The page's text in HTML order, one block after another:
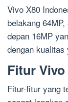
Vivo X80
belakang
depan 16MP
dengan
Fitur
Fitur-fitur yang